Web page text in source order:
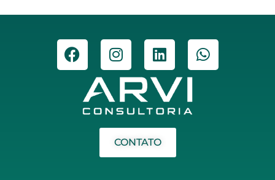
CONTATO